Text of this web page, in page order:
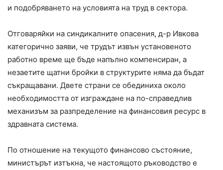
и подобряването на условията на труд в сектора.
Отговаряйки на синдикалните опасения, д-р Ивкова
категорично заяви, че трудът извън установеното
работно време ще бъде напълно компенсиран, а
незаетите щатни бройки в структурите няма да бъдат
съкращавани. Двете страни се обединиха около
необходимостта от изграждане на по-справедлив
механизъм за разпределение на финансовия ресурс в
здравната система.
По отношение на текущото финансово състояние,
министърът изтъкна, че настоящото ръководство е